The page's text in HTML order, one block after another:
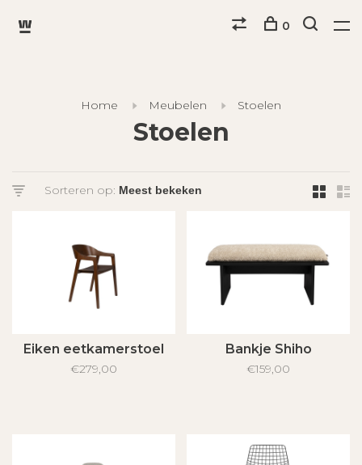
0
Home Meubelen Stoelen
Stoelen
Sorteren op:
Eiken eetkamerstoel
€279,00
Bankje Shiho
€159,00